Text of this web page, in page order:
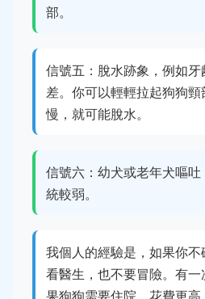
部。
信號五：脫水跡象，例如
差。你可以輕輕拉起狗狗
慢，就可能脫水。
信號六：幼犬或老年犬嘔
統較弱。
我個人的經驗是，如果你
看醫生，也不要冒險。有
果狗狗需要住院，花費更高。